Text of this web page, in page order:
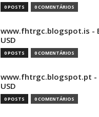
0 POSTS 0 COMENTÁRIOS
www.fhtrgc.blogspot.is -
USD
0 POSTS 0 COMENTÁRIOS
www.fhtrgc.blogspot.pt -
USD
0 POSTS 0 COMENTÁRIOS